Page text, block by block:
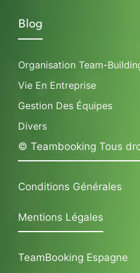
Blog
Organisation Team-
Vie En Entreprise
Gestion Des Équipes
Divers
© Teambooking Tous
Conditions Générales
Mentions Légales
TeamBooking Espagne